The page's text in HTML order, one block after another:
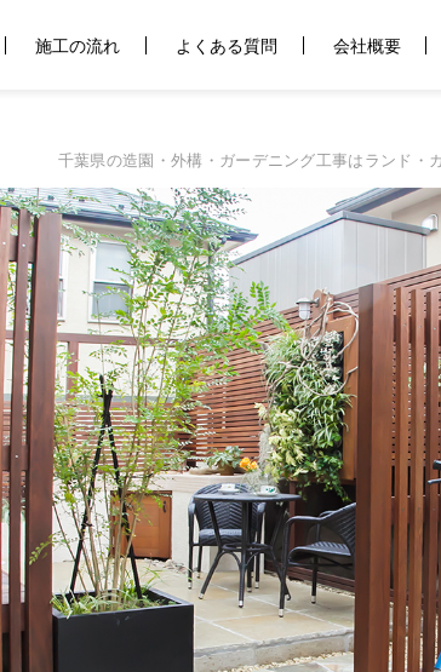
施工の流れ よくある質問 会社概要
千葉県の造園・外構・ガーデニング工事はランド・